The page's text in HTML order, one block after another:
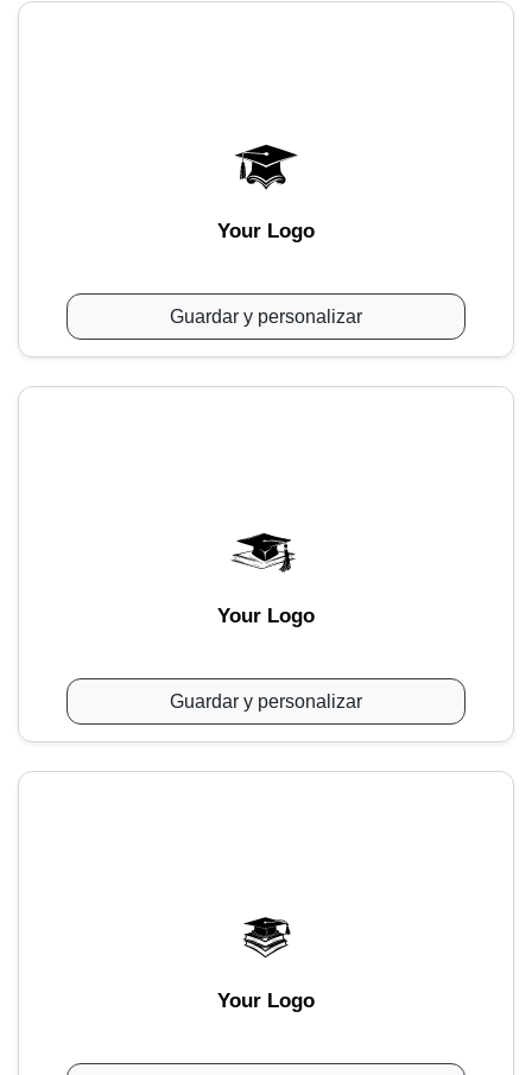
Your Logo
Guardar y personalizar
Your Logo
Guardar y personalizar
Your Logo